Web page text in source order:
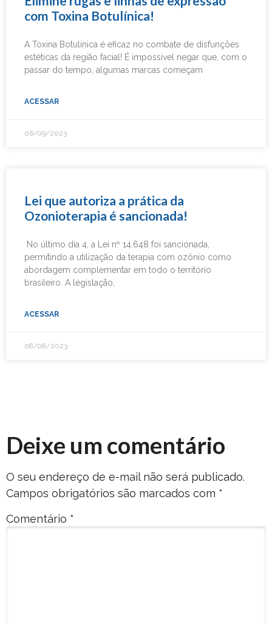
com Toxina Botulínica!
A Toxina Botulínica é eficaz no combate de disfunções
estéticas da região facial! É impossível negar que, com o
passar do tempo, algumas marcas começam
ACESSAR
06/09/2023
Lei que autoriza a prática da
Ozonioterapia é sancionada!
No último dia 4, a Lei nº 14.648 foi sancionada,
permitindo a utilização da terapia com ozônio como
abordagem complementar em todo o território
brasileiro. A legislação,
ACESSAR
08/08/2023
Deixe um comentário
O seu endereço de e-mail não será publicado.
Campos obrigatórios são marcados com *
Comentário *